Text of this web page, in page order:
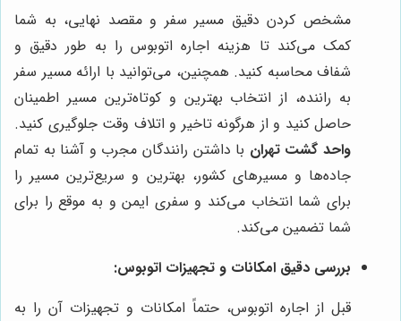
مشخص کردن دقیق مسیر سفر و مقصد نهایی، به شما
کمک می‌کند تا هزینه اجاره اتوبوس را به طور دقیق و
شفاف محاسبه کنید. همچنین، می‌توانید با ارائه مسیر سفر
به راننده، از انتخاب بهترین و کوتاه‌ترین مسیر اطمینان
حاصل کنید و از هرگونه تاخیر و اتلاف وقت جلوگیری کنید.
واحد گشت تهران با داشتن رانندگان مجرب و آشنا به تمام
جاده‌ها و مسیرهای کشور، بهترین و سریع‌ترین مسیر را
برای شما انتخاب می‌کند و سفری ایمن و به موقع را برای
شما تضمین می‌کند.
بررسی دقیق امکانات و تجهیزات اتوبوس:
قبل از اجاره اتوبوس، حتماً امکانات و تجهیزات آن را به